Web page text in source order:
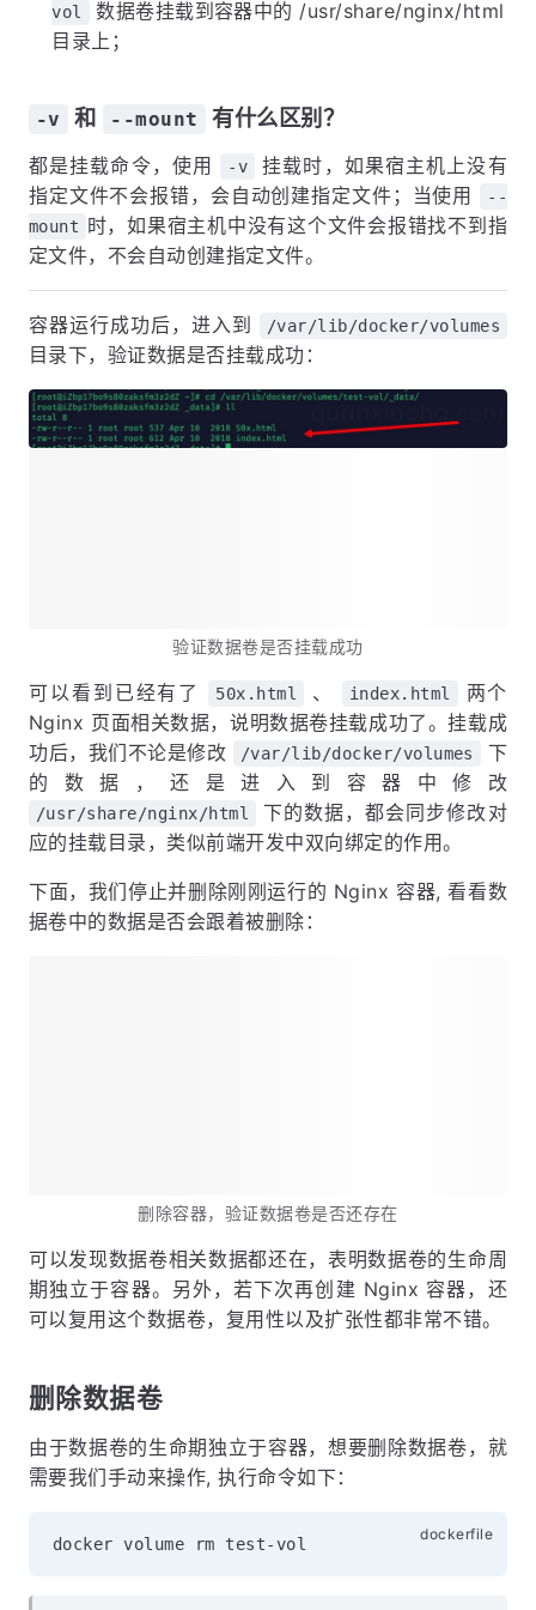
vol
数据卷挂载到容器中的 /usr/share/nginx/html
目录上；
-v 和 --mount 有什么区别？
都是挂载命令，使用 -v
挂载时，如果宿主机上没有
指定文件不会报错，会自动创建指定文件；当使用
--
mount 时，如果宿主机中没有这个文件会报错找不到指
定文件，不会自动创建指定文件。
容器运行成功后，进入到 /var/lib/docker/volumes
目录下，验证数据是否挂载成功：
验证数据卷是否挂载成功
可以看到已经有了 50x.html 、 index.html
两个
Nginx 页面相关数据，说明数据卷挂载成功了。挂载成
功后，我们不论是修改
/var/lib/docker/volumes
下
的数据，还是进入到容器中修改
/usr/share/nginx/html
下的数据，都会同步修改对
应的挂载目录，类似前端开发中双向绑定的作用。
下面，我们停止并删除刚刚运行的 Nginx 容器, 看看数
据卷中的数据是否会跟着被删除：
删除容器，验证数据卷是否还存在
可以发现数据卷相关数据都还在，表明数据卷的生命周
期独立于容器。另外，若下次再创建 Nginx 容器，还
可以复用这个数据卷，复用性以及扩张性都非常不错。
删除数据卷
由于数据卷的生命期独立于容器，想要删除数据卷，就
需要我们手动来操作, 执行命令如下：